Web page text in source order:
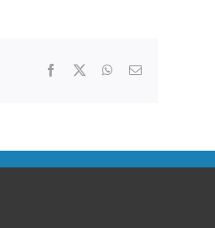
Facebook
Twitter WhatsApp
Correo